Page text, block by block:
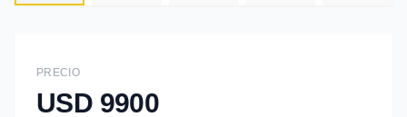
PRECIO
USD 9900